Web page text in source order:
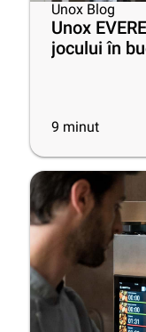
Unox Blog
Unox
jocului în
9 minut